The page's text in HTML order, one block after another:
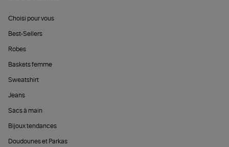
Choisi pour vous
Best-Sellers
Robes
Baskets femme
Sweatshirt
Jeans
Sacs à main
Bijoux tendances
Doudounes et Parkas